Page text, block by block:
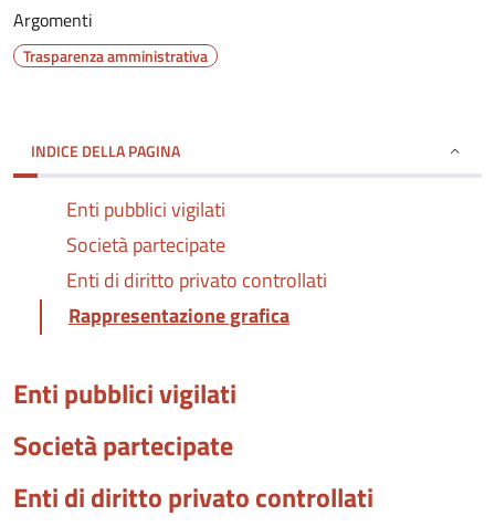
Argomenti
Trasparenza amministrativa
INDICE DELLA PAGINA
Enti pubblici vigilati
Società partecipate
Enti di diritto privato controllati
Rappresentazione grafica
Enti pubblici vigilati
Società partecipate
Enti di diritto privato controllati